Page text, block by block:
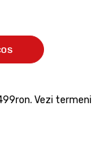
Vezi termeni